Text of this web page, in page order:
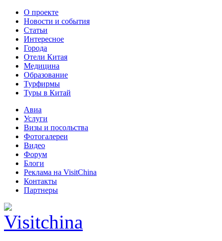
О проекте
Новости и события
Статьи
Интересное
Города
Отели Китая
Медицина
Образование
Турфирмы
Туры в Китай
Авиа
Услуги
Визы и посольства
Фотогалереи
Видео
Форум
Блоги
Реклама на VisitChina
Контакты
Партнеры